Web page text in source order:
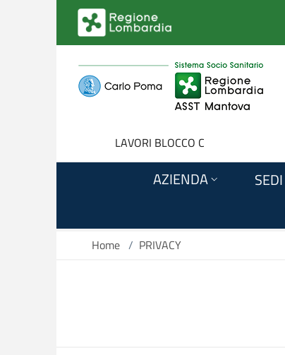
Salta al contenuto principale
LAVORI BLOCCO C
AZIENDA SEDI
Home / PRIVACY